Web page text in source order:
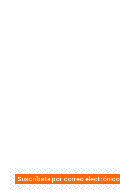
Suscríbete por correo electrónico